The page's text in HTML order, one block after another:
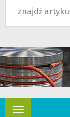
Rozwiń